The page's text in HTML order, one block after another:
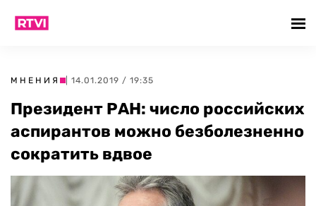
МНЕНИЯ | 14.01.2019 / 19:35
Президент РАН: число российских
аспирантов можно безболезненно
сократить вдвое